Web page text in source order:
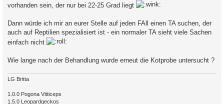
vorhanden sein, der nur bei 22-25 Grad liegt
Dann würde ich mir an eurer Stelle auf jeden FAll einen TA suchen, der
auch auf Reptilien spezialisiert ist - ein normaler TA sieht viele Sachen
einfach nicht
Wie lange nach der Behandlung wurde erneut die Kotprobe untersucht ?
LG Britta
1.0.0 Pogona Vitticeps
1.5.0 Leopardgeckos